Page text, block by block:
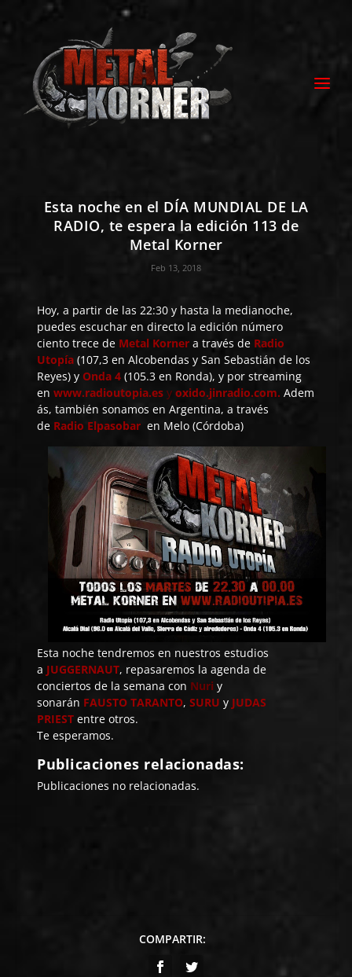
Esta noche en el DÍA MUNDIAL DE LA
RADIO, te espera la edición 113 de
Metal Korner
Feb 13, 2018
Hoy, a partir de las 22:30 y hasta la medianoche,
puedes escuchar en directo la edición número
ciento trece de Metal Korner a través de Radio
Utopía (107,3 en Alcobendas y San Sebastián de los
Reyes) y Onda 4 (105.3 en Ronda), y por streaming
en www.radioutopia.es y oxido.jinradio.com.Adem
ás, también sonamos en Argentina, a través
de Radio Elpasobar en Melo (Córdoba)
Esta noche tendremos en nuestros estudios
a JUGGERNAUT, repasaremos la agenda de
conciertos de la semana con Nuri y
sonarán FAUSTO TARANTO,SURU y JUDAS
PRIEST entre otros.
Te esperamos.
Publicaciones relacionadas:
Publicaciones no relacionadas.
COMPARTIR: